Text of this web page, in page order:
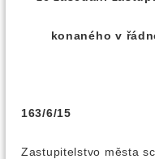
konaného v
163/6/15
Zastupitelstvo města